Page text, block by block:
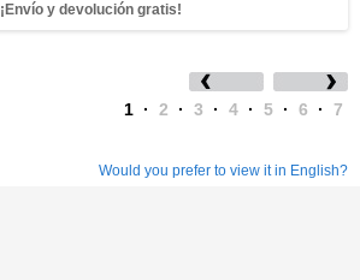
¡Envío y devolución gratis!
1 · 2 · 3 · 4 · 5 · 6 · 7
Would you prefer to view it in English?